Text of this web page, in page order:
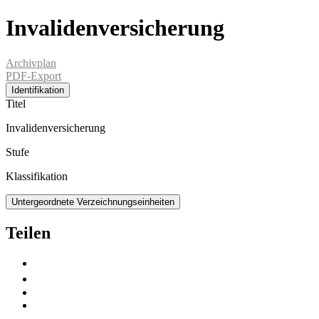
Invalidenversicherung
Archivplan
PDF-Export
Identifikation
Titel
Invalidenversicherung
Stufe
Klassifikation
Untergeordnete Verzeichnungseinheiten
Teilen